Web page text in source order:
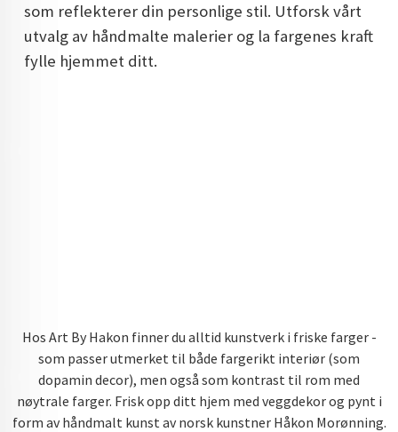
som reflekterer din personlige stil. Utforsk vårt
utvalg av håndmalte malerier og la fargenes kraft
fylle hjemmet ditt.
Hos Art By Hakon finner du alltid kunstverk i friske farger -
som passer utmerket til både fargerikt interiør (som
dopamin decor), men også som kontrast til rom med
nøytrale farger. Frisk opp ditt hjem med veggdekor og pynt i
form av håndmalt kunst av norsk kunstner Håkon Morønning.